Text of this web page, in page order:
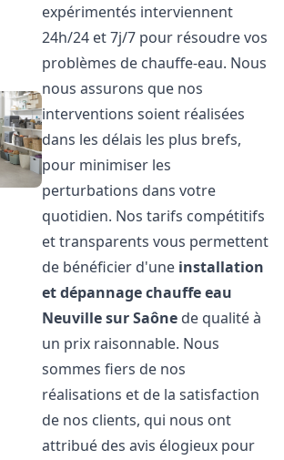
expérimentés interviennent
24h/24 et 7j/7 pour résoudre vos
problèmes de chauffe-eau. Nous
nous assurons que nos
interventions soient réalisées
dans les délais les plus brefs,
pour minimiser les
perturbations dans votre
quotidien. Nos tarifs compétitifs
et transparents vous permettent
de bénéficier d'une installation
et dépannage chauffe eau
Neuville sur Saône de qualité à
un prix raisonnable. Nous
sommes fiers de nos
réalisations et de la satisfaction
de nos clients, qui nous ont
attribué des avis élogieux pour